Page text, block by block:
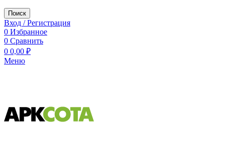
Поиск
Вход / Регистрация
0 Избранное
0 Сравнить
0 0,00 ₽
Меню